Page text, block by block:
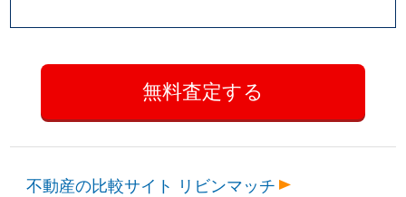
不動産の比較サイト リビンマッチ